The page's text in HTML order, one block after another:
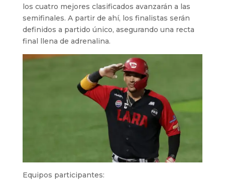
los cuatro mejores clasificados avanzarán a las
semifinales. A partir de ahí, los finalistas serán
definidos a partido único, asegurando una recta
final llena de adrenalina.
Equipos participantes: